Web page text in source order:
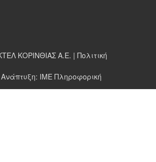
ΚΟΡΙΝΘΙΑΣ Α.Ε. |Πολιτική
ΙΜΕ Πληροφορική